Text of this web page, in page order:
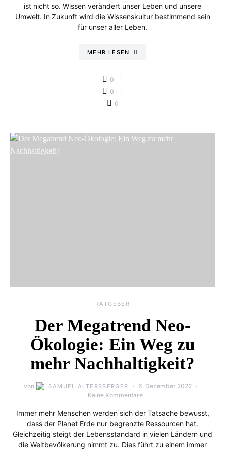
ist nicht so. Wissen verändert unser Leben und unsere
Umwelt. In Zukunft wird die Wissenskultur bestimmend sein
für unser aller Leben.
MEHR LESEN
0
0
0
RATGEBER
Der Megatrend Neo-
Ökologie: Ein Weg zu
mehr Nachhaltigkeit?
von SAMUEL ALTERSBERGER
6. Dezember 2022
Keine Kommentare
Immer mehr Menschen werden sich der Tatsache bewusst,
dass der Planet Erde nur begrenzte Ressourcen hat.
Gleichzeitig steigt der Lebensstandard in vielen Ländern und
die Weltbevölkerung nimmt zu. Dies führt zu einem immer